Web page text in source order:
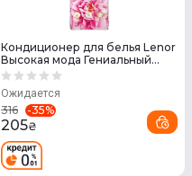
Кондиционер для белья Lenor
Высокая мода Гениальный
1200 мл
Ожидается
316 -35%
205₴